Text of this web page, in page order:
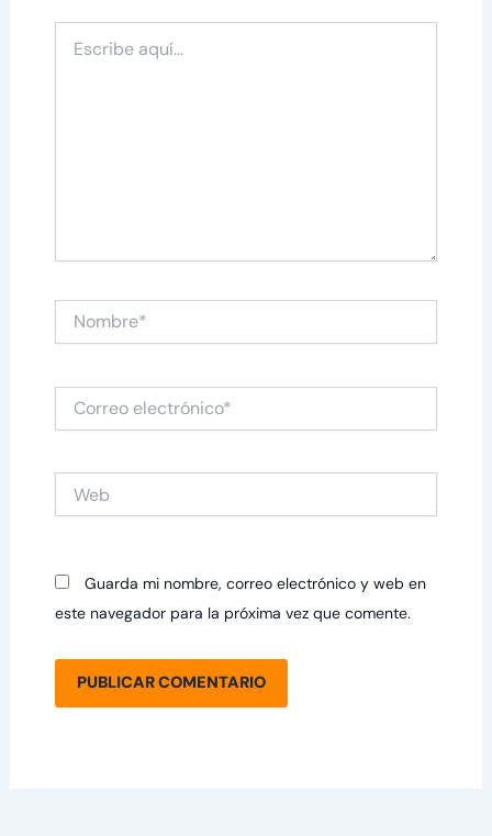
aquí...
Nombre*
electrónico*
Guarda mi nombre, correo electrónico y web en
este navegador para la próxima vez que comente.